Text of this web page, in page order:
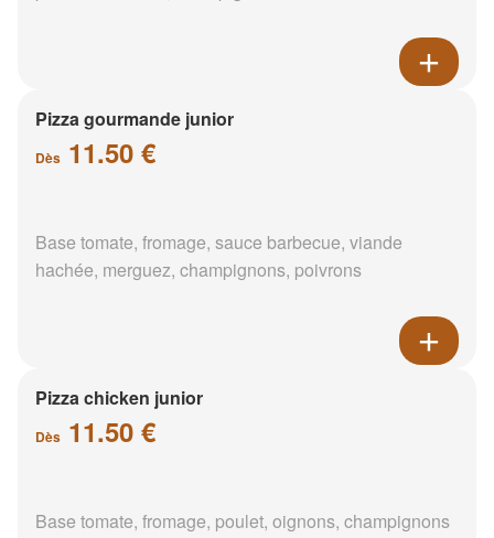
Pizza gourmande junior
Dès 11.50 €
Base tomate, fromage, sauce barbecue, viande
hachée, merguez, champignons, poivrons
Pizza chicken junior
Dès 11.50 €
Base tomate, fromage, poulet, oignons, champignons